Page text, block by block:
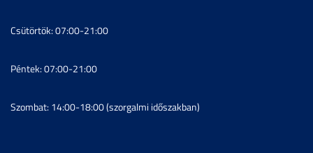
Csütörtök: 07:00-21:00
Péntek: 07:00-21:00
Szombat: 14:00-18:00 (szorgalmi időszakban)